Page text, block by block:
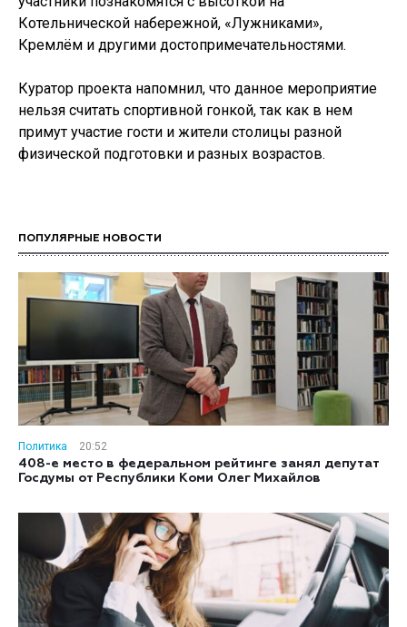
Котельнической набережной, «Лужниками»,
Кремлём и другими достопримечательностями.
Куратор проекта напомнил, что данное мероприятие
нельзя считать спортивной гонкой, так как в нем
примут участие гости и жители столицы разной
физической подготовки и разных возрастов.
ПОПУЛЯРНЫЕ НОВОСТИ
Политика
20:52
408-е место в федеральном рейтинге занял депутат
Госдумы от Республики Коми Олег Михайлов